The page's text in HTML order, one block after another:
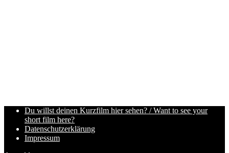
Du willst deinen Kurzfilm hier sehen? / Want to see your
short film here?
Datenschutzerklärung
Impressum